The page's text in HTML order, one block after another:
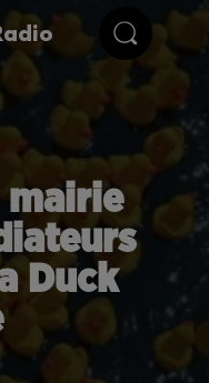
mairie
Duck